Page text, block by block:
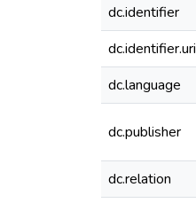
dc.identifier
dc.identifier.uri
dc.language
dc.publisher
dc.relation